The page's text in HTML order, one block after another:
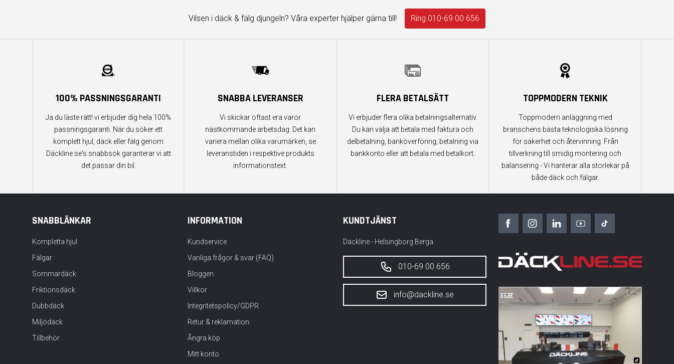
Vilsen i däck & fälg djungeln? Våra experter hjälper gärna till! Ring 010-69 00 656
100% PASSNINGSGARANTI
Ja du läste rätt! vi erbjuder dig hela 100%
passningsgaranti. När du söker ett
komplett hjul, däck eller fälg genom
Däckline.se's snabbsök garanterar vi att
det passar din bil.
SNABBA LEVERANSER
Vi skickar oftast era varor
nästkommande arbetsdag. Det kan
variera mellan olika varumärken, se
leveranstiden i respektive produkts
informationstext.
FLERA BETALSÄTT
Vi erbjuder flera olika betalningsalternativ.
Du kan välja att betala med faktura och
delbetalning, banköverföring, betalning via
bankkonto eller att betala med betalkort.
TOPPMODERN TEKNIK
Toppmodern anläggning med
branschens bästa teknologiska lösning
för säkerhet och återvinning. Från
tillverkning till smidig montering och
balansering - Vi hanterar alla storlekar på
både däck och fälgar.
SNABBLÄNKAR
Kompletta hjul
Fälgar
Sommardäck
Friktionsdäck
Dubbdäck
Miljödäck
Tillbehör
INFORMATION
Kundservice
Vanliga frågor & svar (FAQ)
Bloggen
Villkor
Integritetspolicy/GDPR
Retur & reklamation
Ångra köp
Mitt konto
KUNDTJÄNST
Däckline - Helsingborg Berga
010-69 00 656
info@dackline.se